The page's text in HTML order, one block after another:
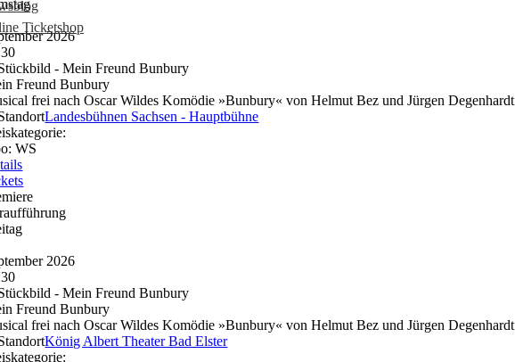
Ticketshop
2026
Freund Bunbury
frei nach Oscar Wildes Komödie »Bunbury« von Helmut Bez und Jürgen Degenhardt
Landesbühnen Sachsen - Hauptbühne
WS
2026
Freund Bunbury
frei nach Oscar Wildes Komödie »Bunbury« von Helmut Bez und Jürgen Degenhardt
König Albert Theater Bad Elster